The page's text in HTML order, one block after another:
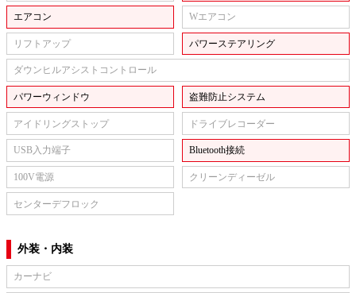
エアコン Wエアコン
リフトアップ パワーステアリング
ダウンヒルアシストコントロール
パワーウィンドウ 盗難防止システム
アイドリングストップ ドライブレコーダー
USB入力端子 Bluetooth接続
100V電源 クリーンディーゼル
センターデフロック
外装・内装
カーナビ